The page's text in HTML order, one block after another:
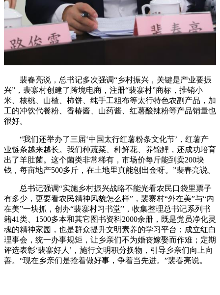
裴春亮说，总书记多次强调“乡村振兴，关键是产业要振
兴”，裴寨村创建了跨境电商，注册“裴寨村”商标，推销小
米、核桃、山楂、柿饼、纯手工粗布等太行特色农副产品，加
工的冲饮代餐粉、香椿酱、山药酱、红薯酸辣粉等产品销量也
很好。
“我们还举办了三届‘中国太行红薯粉条文化节’，红薯产
业链条越来越长。我们种蔬菜、种鲜花、养锦鲤，还成功培育
出了羊肚菌。这个菌类非常稀有，市场价每斤能到卖200块
钱，每亩地产500多斤，在土地里真能刨出金呀。”裴春亮说。
总书记强调“实施乡村振兴战略不能光看农民口袋里票子
有多少，更要看农民精神风貌怎么样”，裴寨村“外在美”与“内
在美”一块抓，创办“裴寨村习书堂”，收集整理总书记系列书
籍41类、1500多本和其它图书资料2000余册，既是党员净化灵
魂的精神家园，也是群众提升文明素养的学习平台；成立红白
理事会，统一办事规矩，让乡亲们不为婚丧嫁娶而作难；定期
评选表彰‘裴寨好人’，施行文明积分换物，引导乡亲们向上向
善。“现在乡亲们是抢着做好事，争着当先进。”裴春亮说。